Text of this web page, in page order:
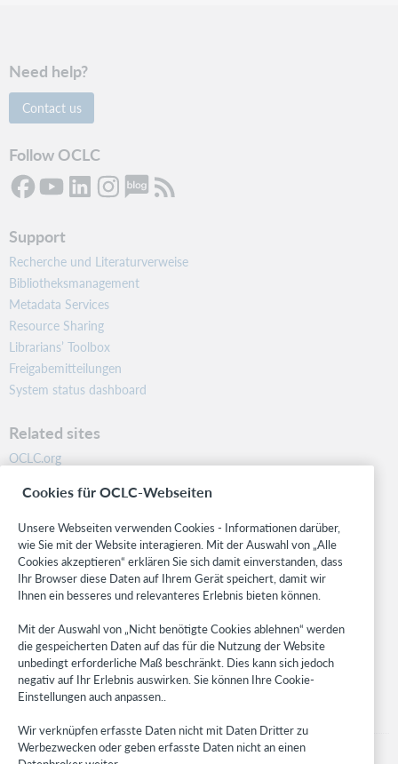
Need help?
Contact us
Follow OCLC
Support
Recherche und Literaturverweise
Bibliotheksmanagement
Metadata Services
Resource Sharing
Librarians’ Toolbox
Freigabemitteilungen
System status dashboard
Related sites
OCLC.org
Community
Research
WebJunction
Developer Network
Get the latest product updates, research, events, and much more—
right to your inbox.
Subscribe now
Cookies für OCLC-Webseiten
Unsere Webseiten verwenden Cookies - Informationen darüber,
wie Sie mit der Website interagieren. Mit der Auswahl von „Alle
Cookies akzeptieren“ erklären Sie sich damit einverstanden, dass
Ihr Browser diese Daten auf Ihrem Gerät speichert, damit wir
Ihnen ein besseres und relevanteres Erlebnis bieten können.
Mit der Auswahl von „Nicht benötigte Cookies ablehnen“ werden
die gespeicherten Daten auf das für die Nutzung der Website
unbedingt erforderliche Maß beschränkt. Dies kann sich jedoch
negativ auf Ihr Erlebnis auswirken. Sie können Ihre Cookie-
Einstellungen auch anpassen..
Wir verknüpfen erfasste Daten nicht mit Daten Dritter zu
Werbezwecken oder geben erfasste Daten nicht an einen